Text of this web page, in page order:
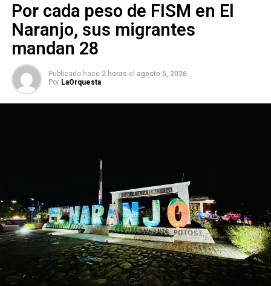
ROBAN UN NIÑO DIOS
SIGUIENTE
Viajar en camión cuesta 9.50 a partir de hoy en SLP;
promueven amparos
NO TE PIERDAS
Xavier Azuara solicitó licencia como diputado
federal; ¿quién lo suple?
Por cada peso de FISM en El
Naranjo, sus migrantes
mandan 28
Publicado hace 2 horas el agosto 5, 2026
Por LaOrquesta